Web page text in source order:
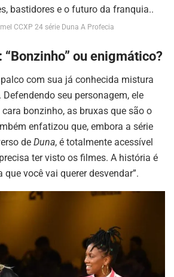
CCXP 24 série Duna A Profecia
ou enigmático?
com sua já conhecida mistura
seu personagem, ele
cara bonzinho, as bruxas que são o
enfatizou que, embora a série
de Duna, é totalmente acessível
ter visto os filmes. A história é
você vai querer desvendar”.